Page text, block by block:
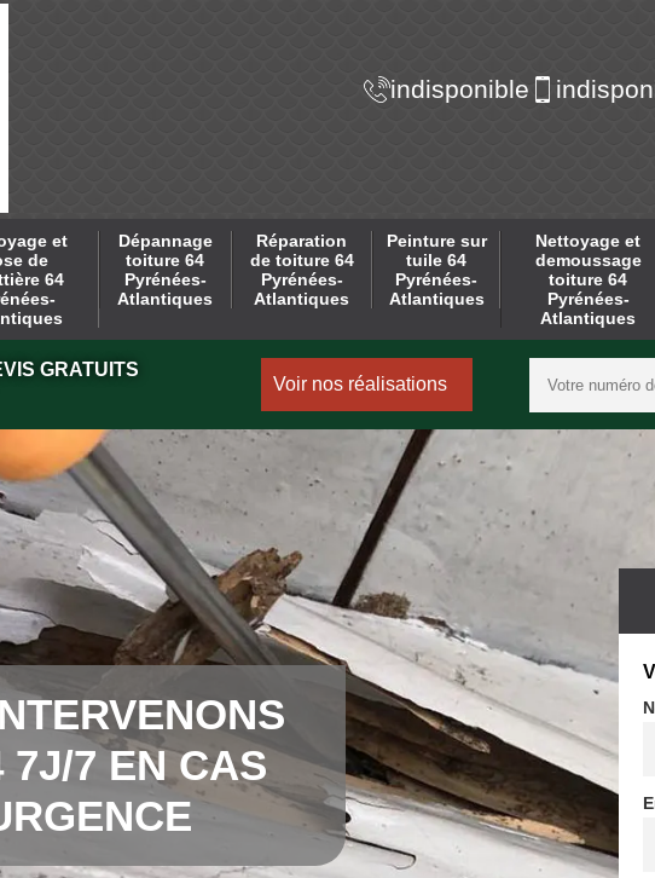
indisponible
et
de
64
Dépannage
toiture 64
Pyrénées-
Atlantiques
Réparation
de toiture 64
Pyrénées-
Atlantiques
Peinture sur
tuile 64
Pyrénées-
Atlantiques
Nettoyage et
demoussage
toiture 64
Pyrénées-
Atlantiques
GRATUITS
Voir nos réalisations
7J/7 EN CAS